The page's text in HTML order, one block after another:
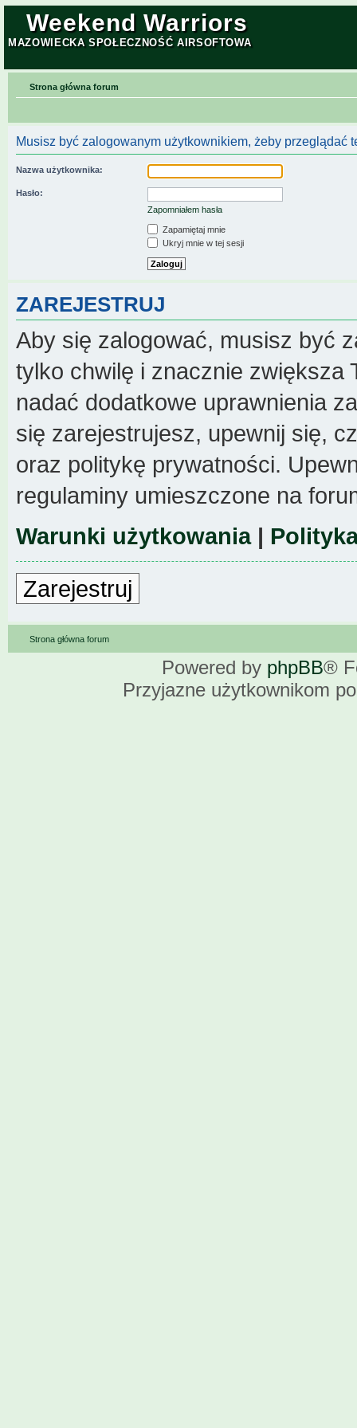
Weekend Warriors
MAZOWIECKA SPOŁECZNOŚĆ AIRSOFTOWA
Strona główna forum
Musisz być zalogowanym użytkownikiem, żeby przeglądać
Nazwa użytkownika:
Hasło:
Zapomniałem hasła
Zapamiętaj mnie
Ukryj mnie w tej sesji
ZAREJESTRUJ
Aby się zalogować, musisz być
tylko chwilę i znacznie zwiększa
nadać dodatkowe uprawnienia
się zarejestrujesz, upewnij się,
oraz politykę prywatności.
regulaminy umieszczone na
Warunki użytkowania|
Zarejestruj
Strona główna forum
Powered by phpBB®
Przyjazne użytkownikom